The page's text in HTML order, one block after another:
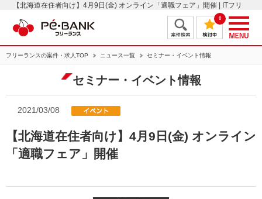
【北海道在住者向け】4月9日(金) オンライン「適職フェア」開催 | ITフリ
ーランスエンジニアの案件・求人はＰＥ－ＢＡＮＫ
0
フリーランスの案件・求人TOP ニュース一覧 セミナー・イベント情報
セミナー・イベント情報
2021/03/08
【北海道在住者向け】4月9日(金) オンライン
「適職フェア」開催